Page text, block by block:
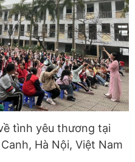
tình yêu thương tại
Hà Nội, Việt Nam